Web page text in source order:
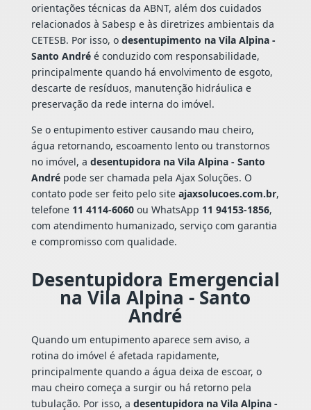
orientações técnicas da ABNT, além dos cuidados
relacionados à Sabesp e às diretrizes ambientais da
CETESB. Por isso, o desentupimento na Vila Alpina -
Santo Andréé conduzido com responsabilidade,
principalmente quando há envolvimento de esgoto,
descarte de resíduos, manutenção hidráulica e
preservação da rede interna do imóvel.
Se o entupimento estiver causando mau cheiro,
água retornando, escoamento lento ou transtornos
no imóvel, a desentupidora na Vila Alpina - Santo
Andrépode ser chamada pela Ajax Soluções. O
contato pode ser feito pelo site ajaxsolucoes.com.br,
telefone 11 4114-6060ou WhatsApp 11 94153-1856,
com atendimento humanizado, serviço com garantia
e compromisso com qualidade.
Desentupidora Emergencial
na Vila Alpina - Santo
André
Quando um entupimento aparece sem aviso, a
rotina do imóvel é afetada rapidamente,
principalmente quando a água deixa de escoar, o
mau cheiro começa a surgir ou há retorno pela
tubulação. Por isso, a desentupidora na Vila Alpina -